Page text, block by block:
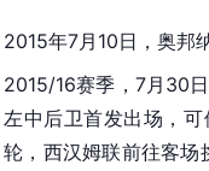
2015年7月10日，奥邦
2015/16赛季，7月30
左中后卫首发出场，
轮， 西汉姆联前往客场